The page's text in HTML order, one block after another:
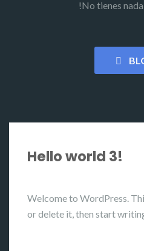
!No tienes
Hello world 3!
Welcome to WordPress.
or delete it, then start